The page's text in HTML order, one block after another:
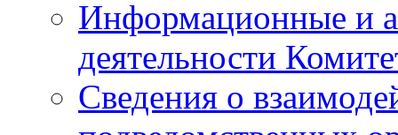
Информационные и
деятельности
Сведения о